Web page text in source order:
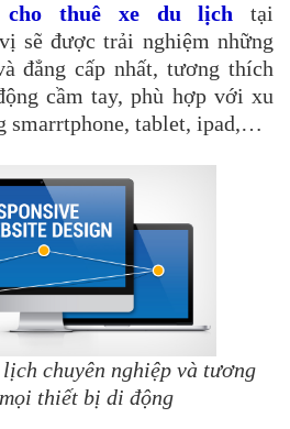
cho thuê xe du lịch tại
sẽ được trải nghiệm những
đẳng cấp nhất, tương thích
cầm tay, phù hợp với xu
smarrtphone, tablet, ipad,…
lịch chuyên nghiệp và tương
thiết bị di động